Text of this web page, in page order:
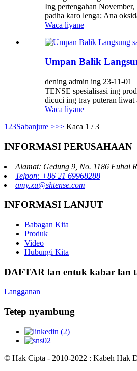
Ing pertengahan
padha karo lenga; Ana
Waca liyane
Umpan Balik
dening admin ing 23-11-01
TENSE spesialisasi ing
dicuci ing tray puteran liwat
Waca liyane
1 23Sabanjure >>> Kaca 1 / 3
INFORMASI PERUSAHAAN
Alamat: Gedung 9, No. 1186 Fuhai
Telpon: +86 21 69968288
amy.xu@shtense.com
INFORMASI LANJUT
Babagan Kita
Produk
Video
Hubungi Kita
DAFTAR lan entuk kabar lan
Langganan
Tetep nyambung
© Hak Cipta - 2010-2022 : Kabeh Hak